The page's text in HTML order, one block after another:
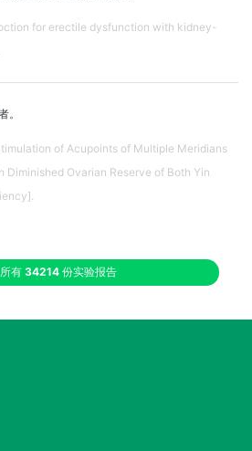
for erectile dysfunction with kidney-
。
of Acupoints of Multiple Meridians
Diminished Ovarian Reserve of Both Yin
有 34214 份实验报告